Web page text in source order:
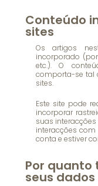
Conteúdo
sites
Os artigos
incorporado
etc.). O
comporta-se tal
sites.
Este site pode
incorporar
suas
interacções
conta e estiver
Por quanto
seus dados